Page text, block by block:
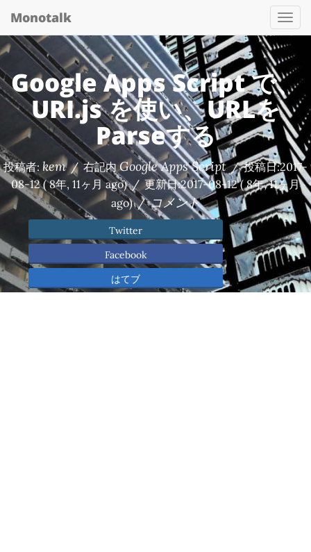
Monotalk
Google Apps Script で、
URI.js を使い、URLを
Parseする
投稿者: kem / 右記内Google Apps Script / 投稿日:2017-
08-12( 8年, 11ヶ月 ago) / 更新日:2017-08-12( 8年, 11ヶ月
ago) / コメント
Twitter
Facebook
はてブ